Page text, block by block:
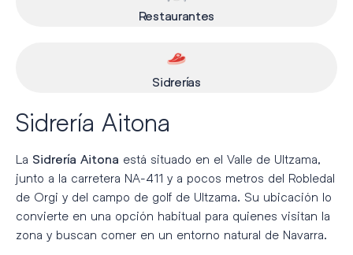
Restaurantes
Sidrerías
Sidrería Aitona
La Sidrería Aitona está situado en el Valle de Ultzama,
junto a la carretera NA-411 y a pocos metros del Robledal
de Orgi y del campo de golf de Ultzama. Su ubicación lo
convierte en una opción habitual para quienes visitan la
zona y buscan comer en un entorno natural de Navarra.